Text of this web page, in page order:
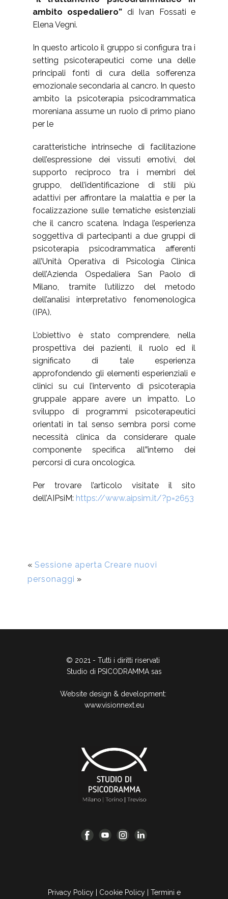
ambito ospedaliero” di Ivan Fossati e
Elena Vegni.
In questo articolo il gruppo si configura tra i
setting psicoterapeutici come una delle
principali fonti di cura della sofferenza
emozionale secondaria al cancro. In questo
ambito la psicoterapia psicodrammatica
moreniana assume un ruolo di primo piano
per le
caratteristiche intrinseche di facilitazione
dell’espressione dei vissuti emotivi, del
supporto reciproco tra i membri del
gruppo, dell’identificazione di stili più
adattivi per affrontare la malattia e per la
focalizzazione sulle tematiche esistenziali
che il cancro scatena. Indaga l’esperienza
soggettiva di partecipanti a due gruppi di
psicoterapia psicodrammatica afferenti
all’Unità Operativa di Psicologia Clinica
dell’Azienda Ospedaliera San Paolo di
Milano, tramite l’utilizzo del metodo
dell’analisi interpretativo fenomenologica
(IPA).
L’obiettivo è stato comprendere, nella
prospettiva dei pazienti, il ruolo ed il
significato di tale esperienza
approfondendo gli elementi esperienziali e
clinici su cui l’intervento di psicoterapia
gruppale appare avere un impatto. Lo
sviluppo di programmi psicoterapeutici
orientati in tal senso sembra porsi come
necessità clinica da considerare quale
componente specifica all‟interno dei
percorsi di cura oncologica.
Per trovare l’articolo visitate il sito
dell’AIPsiM: https://www.aipsim.it/?p=2653
« Sessione aperta Creare nuovi
personaggi »
© 2021 - Tutti i diritti riservati
Studio di PSICODRAMMA sas
Website design & development:
www.visionnext.eu
Privacy Policy| Cookie Policy| Termini e